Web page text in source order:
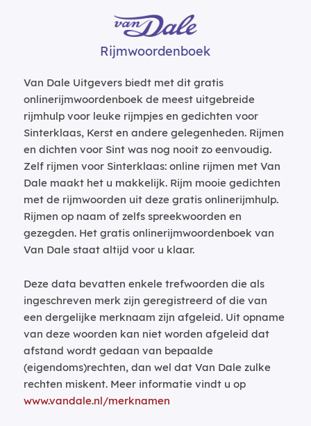
Rijmwoordenboek
Van Dale Uitgevers biedt met dit gratis
onlinerijmwoordenboek de meest uitgebreide
rijmhulp voor leuke rijmpjes en gedichten voor
Sinterklaas, Kerst en andere gelegenheden. Rijmen
en dichten voor Sint was nog nooit zo eenvoudig.
Zelf rijmen voor Sinterklaas: online rijmen met Van
Dale maakt het u makkelijk. Rijm mooie gedichten
met de rijmwoorden uit deze gratis onlinerijmhulp.
Rijmen op naam of zelfs spreekwoorden en
gezegden. Het gratis onlinerijmwoordenboek van
Van Dale staat altijd voor u klaar.
Deze data bevatten enkele trefwoorden die als
ingeschreven merk zijn geregistreerd of die van
een dergelijke merknaam zijn afgeleid. Uit opname
van deze woorden kan niet worden afgeleid dat
afstand wordt gedaan van bepaalde
(eigendoms)rechten, dan wel dat Van Dale zulke
rechten miskent. Meer informatie vindt u op
www.vandale.nl/merknamen